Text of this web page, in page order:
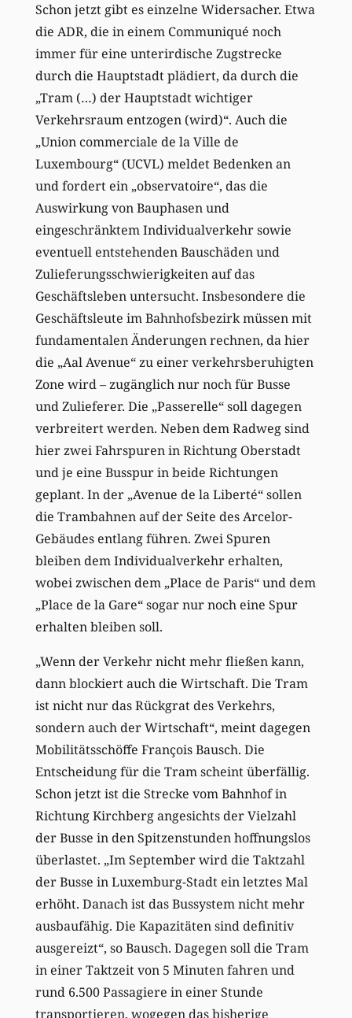
Schon jetzt gibt es einzelne Widersacher. Etwa
die ADR, die in einem Communiqué noch
immer für eine unterirdische Zugstrecke
durch die Hauptstadt plädiert, da durch die
„Tram (…) der Hauptstadt wichtiger
Verkehrsraum entzogen (wird)“. Auch die
„Union commerciale de la Ville de
Luxembourg“ (UCVL) meldet Bedenken an
und fordert ein „observatoire“, das die
Auswirkung von Bauphasen und
eingeschränktem Individualverkehr sowie
eventuell entstehenden Bauschäden und
Zulieferungsschwierigkeiten auf das
Geschäftsleben untersucht. Insbesondere die
Geschäftsleute im Bahnhofsbezirk müssen mit
fundamentalen Änderungen rechnen, da hier
die „Aal Avenue“ zu einer verkehrsberuhigten
Zone wird – zugänglich nur noch für Busse
und Zulieferer. Die „Passerelle“ soll dagegen
verbreitert werden. Neben dem Radweg sind
hier zwei Fahrspuren in Richtung Oberstadt
und je eine Busspur in beide Richtungen
geplant. In der „Avenue de la Liberté“ sollen
die Trambahnen auf der Seite des Arcelor-
Gebäudes entlang führen. Zwei Spuren
bleiben dem Individualverkehr erhalten,
wobei zwischen dem „Place de Paris“ und dem
„Place de la Gare“ sogar nur noch eine Spur
erhalten bleiben soll.
„Wenn der Verkehr nicht mehr fließen kann,
dann blockiert auch die Wirtschaft. Die Tram
ist nicht nur das Rückgrat des Verkehrs,
sondern auch der Wirtschaft“, meint dagegen
Mobilitätsschöffe François Bausch. Die
Entscheidung für die Tram scheint überfällig.
Schon jetzt ist die Strecke vom Bahnhof in
Richtung Kirchberg angesichts der Vielzahl
der Busse in den Spitzenstunden hoffnungslos
überlastet. „Im September wird die Taktzahl
der Busse in Luxemburg-Stadt ein letztes Mal
erhöht. Danach ist das Bussystem nicht mehr
ausbaufähig. Die Kapazitäten sind definitiv
ausgereizt“, so Bausch. Dagegen soll die Tram
in einer Taktzeit von 5 Minuten fahren und
rund 6.500 Passagiere in einer Stunde
transportieren, wogegen das bisherige